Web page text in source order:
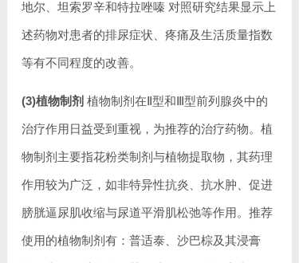
地尔、坦索罗辛和特拉唑嗪 对照研究结果显示上
述药物对患者的排尿症状、疼痛及生活质量指数
等有不同程度的改善。
(3)植物制剂 植物制剂在Ⅱ型和Ⅲ型前列腺炎中的
治疗作用日益受到重视，为推荐的治疗药物。植
物制剂主要指花粉类制剂与植物提取物，其药理
作用较为广泛，如非特异性抗炎、抗水肿、促进
膀胱逼尿肌收缩与尿道平滑肌松弛等作用。推荐
使用的植物制剂有：普适泰、沙巴棕及其浸膏